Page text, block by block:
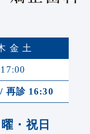
金 土
再診 16:30
・祝日